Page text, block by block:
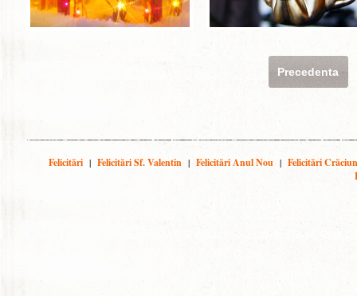
Precedenta
Felicitări | Felicitări Sf. Valentin | Felicitări Anul Nou | Felicitări